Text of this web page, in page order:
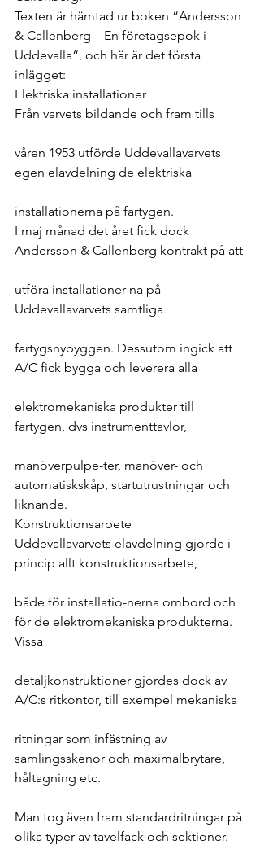
Texten är hämtad ur boken “Andersson
& Callenberg – En företagsepok i
Uddevalla“, och här är det första
inlägget:
Elektriska installationer
Från varvets bildande och fram tills
våren 1953 utförde Uddevallavarvets
egen elavdelning de elektriska
installationerna på fartygen.
I maj månad det året fick dock
Andersson & Callenberg kontrakt på att
utföra installationer-na på
Uddevallavarvets samtliga
fartygsnybyggen. Dessutom ingick att
A/C fick bygga och leverera alla
elektromekaniska produkter till
fartygen, dvs instrumenttavlor,
manöverpulpe-ter, manöver- och
automatiskskåp, startutrustningar och
liknande.
Konstruktionsarbete
Uddevallavarvets elavdelning gjorde i
princip allt konstruktionsarbete,
både för installatio-nerna ombord och
för de elektromekaniska produkterna.
Vissa
detaljkonstruktioner gjordes dock av
A/C:s ritkontor, till exempel mekaniska
ritningar som infästning av
samlingsskenor och maximalbrytare,
håltagning etc.
Man tog även fram standardritningar på
olika typer av tavelfack och sektioner.